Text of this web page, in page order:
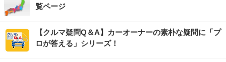
覧ページ
【クルマ疑問Q＆A】カーオーナーの素朴な疑問に「プ
ロが答える」シリーズ！